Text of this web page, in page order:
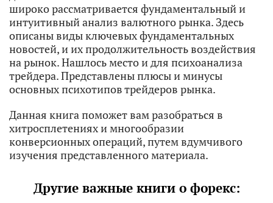
широко рассматривается фундаментальный и
интуитивный анализ валютного рынка. Здесь
описаны виды ключевых фундаментальных
новостей, и их продолжительность воздействия
на рынок. Нашлось место и для психоанализа
трейдера. Представлены плюсы и минусы
основных психотипов трейдеров рынка.
Данная книга поможет вам разобраться в
хитросплетениях и многообразии
конверсионных операций, путем вдумчивого
изучения представленного материала.
Другие важные книги о форекс: